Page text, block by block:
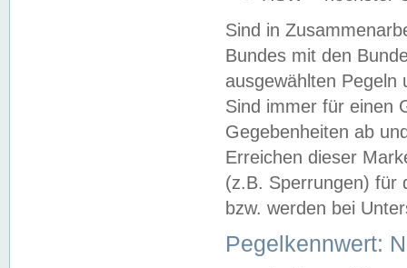
Sind in
Bundes mit den
ausgewählten
Sind immer für einen
Gegebenheiten ab
Erreichen dieser
(z.B. Sperrungen) für
bzw. werden bei
Pegelkennwert: